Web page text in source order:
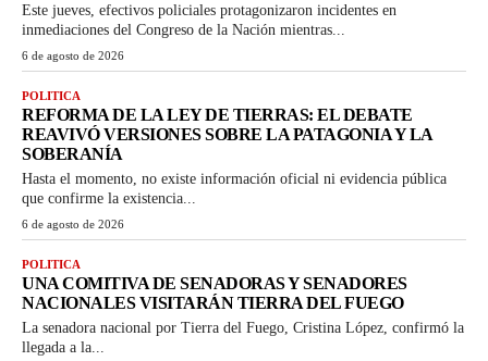
Este jueves, efectivos policiales protagonizaron incidentes en
inmediaciones del Congreso de la Nación mientras...
6 de agosto de 2026
POLITICA
REFORMA DE LA LEY DE TIERRAS: EL DEBATE
REAVIVÓ VERSIONES SOBRE LA PATAGONIA Y LA
SOBERANÍA
Hasta el momento, no existe información oficial ni evidencia pública
que confirme la existencia...
6 de agosto de 2026
POLITICA
UNA COMITIVA DE SENADORAS Y SENADORES
NACIONALES VISITARÁN TIERRA DEL FUEGO
La senadora nacional por Tierra del Fuego, Cristina López, confirmó la
llegada a la...